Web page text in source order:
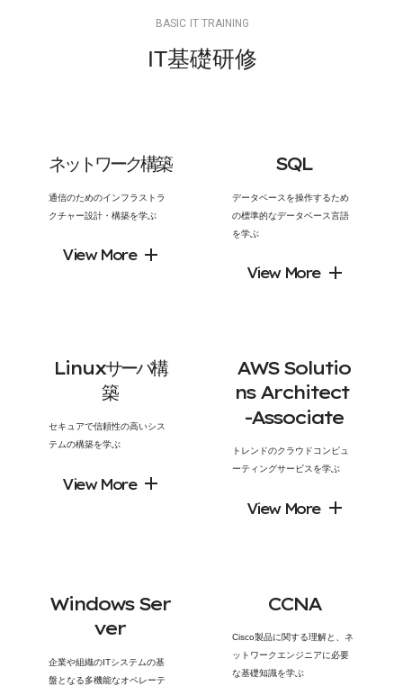
BAS C T TRA N N G
IT基礎研修
ネットワーク構築
通信のためのインフラストラ
クチャー設計・構築を学ぶ
View More
SQL
データベースを操作するため
の標準的なデータベース言語
を学ぶ
View More
Linuxサーバ構
築
セキュアで信頼性の高いシス
テムの構築を学ぶ
View More
AWS Solutio
ns Architect
-Associate
トレンドのクラウドコンピュ
ーティングサービスを学ぶ
View More
Windows Ser
ver
企業や組織のITシステムの基
盤となる多機能なオペレーテ
CCNA
Cisco製品に関する理解と、ネ
ットワークエンジニアに必要
な基礎知識を学ぶ